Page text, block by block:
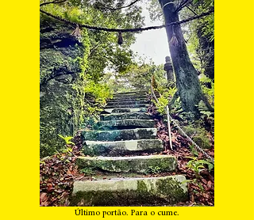
Último portão. Para o cume.